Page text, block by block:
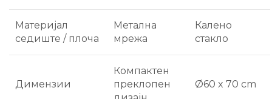
Материјал
седиште / плоча
Метална
мрежа
Калено
стакло
Димензии
Компактен
преклопен
Ø60 x 70 cm